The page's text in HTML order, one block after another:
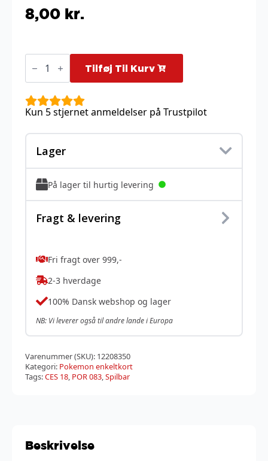
8,00 kr.
Potion
-
Reverse
antal
Tilføj Til Kurv
Kun 5 stjernet anmeldelser på Trustpilot
Lager
På lager til hurtig levering
Fragt & levering
Fri fragt over 999,-
2-3 hverdage
100% Dansk webshop og lager
NB: Vi leverer også til andre lande i Europa
Varenummer (SKU): 12208350
Kategori: Pokemon enkeltkort
Tags:CES 18, POR 083,Spilbar
Beskrivelse